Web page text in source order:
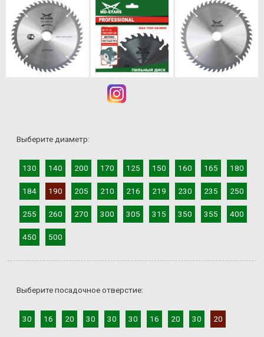
Выберите диаметр:
130 140 200 170 125 150 160 165 180
184 190 205 210 216 219 230 235 250
255 260 270 300 305 315 350 355 400
450 500
Выберите посадочное отверстие:
30 16 20 30 30 30 16 20 30 20